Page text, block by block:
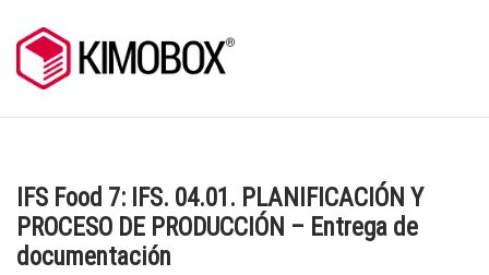
to
content
IFS Food 7: IFS. 04.01. PLANIFICACIÓN Y
PROCESO DE PRODUCCIÓN – Entrega de
documentación